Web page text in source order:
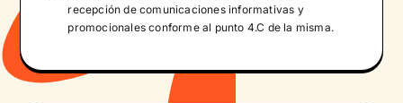
recepción de comunicaciones informativas y
promocionales conforme al punto 4.C de la misma.